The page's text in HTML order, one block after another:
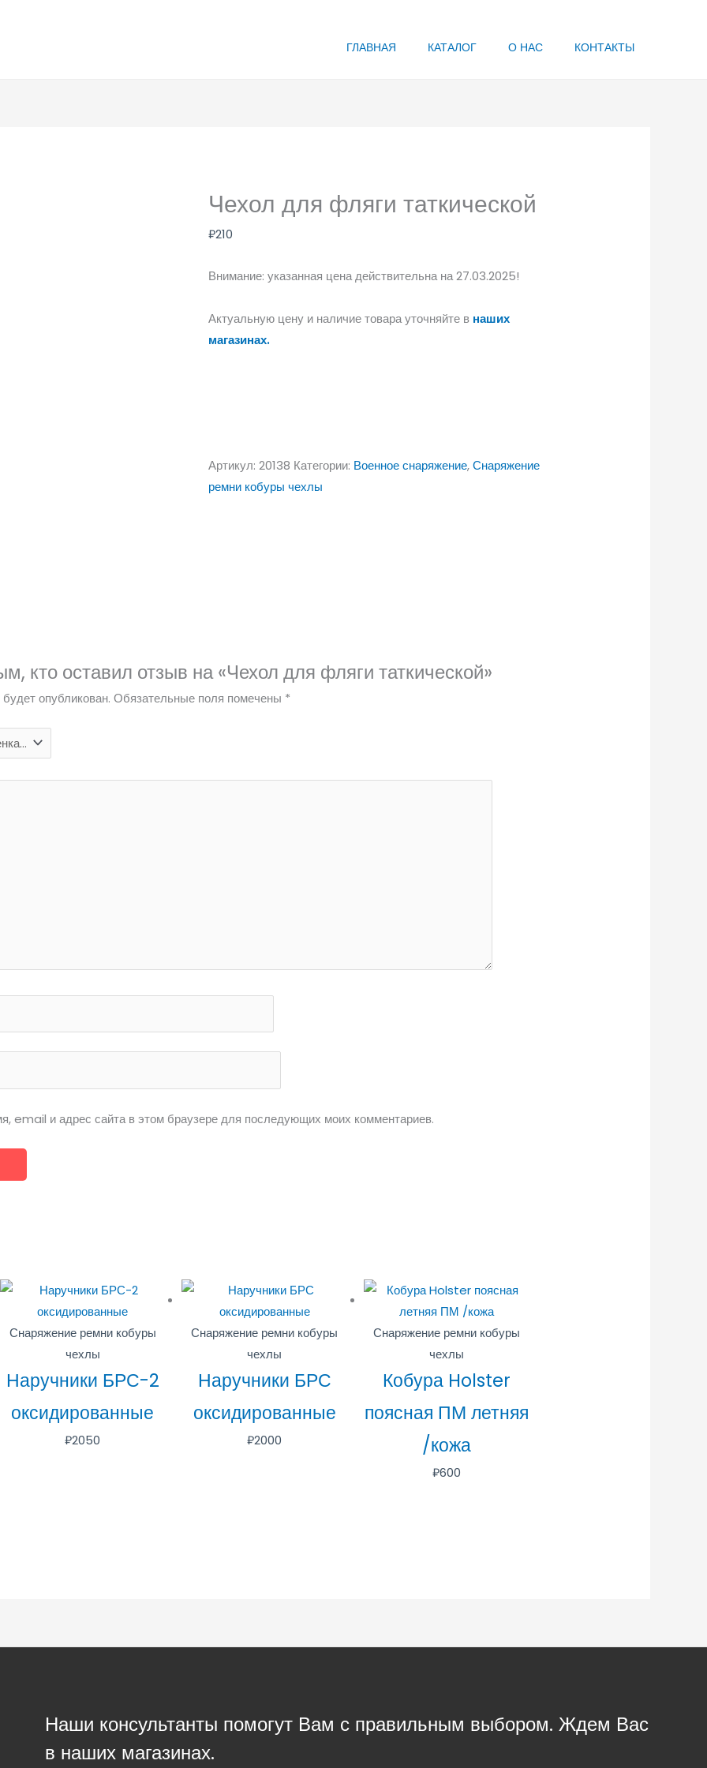
ГЛАВНАЯ КАТАЛОГ О НАС КОНТАКТЫ
Чехол для фляги таткической
₽210
Внимание: указанная цена действительна на 27.03.2025!
Актуальную цену и наличие товара уточняйте в наших
магазинах.
Артикул: 20138 Категории: Военное снаряжение,Снаряжение
ремни кобуры чехлы
кто оставил отзыв на «Чехол для фляги таткической»
опубликован. Обязательные поля помечены *
email и адрес сайта в этом браузере для последующих моих комментариев.
Снаряжение ремни кобуры
чехлы
Наручники БРС-2
оксидированные
₽2050
Снаряжение ремни кобуры
чехлы
Наручники БРС
оксидированные
₽2000
Снаряжение ремни кобуры
чехлы
Кобура Holster
поясная ПМ летняя
/кожа
₽600
Наши консультанты помогут Вам с правильным выбором. Ждем Вас
в наших магазинах.